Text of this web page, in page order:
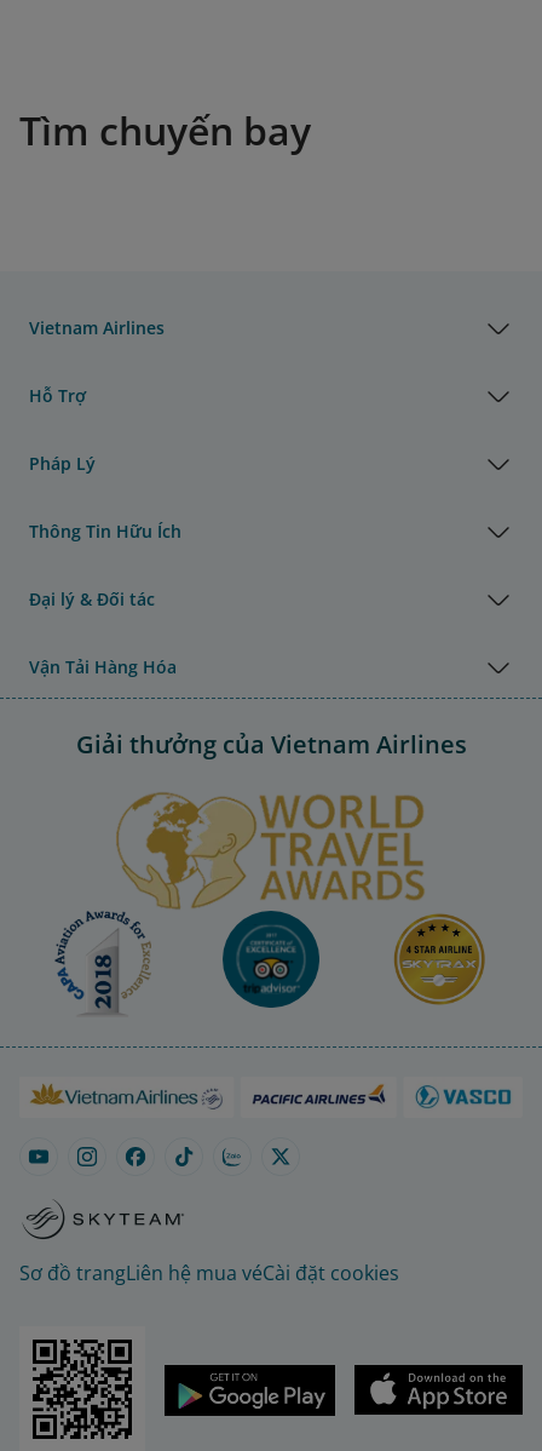
Tìm chuyến bay
Vietnam Airlines
Hỗ Trợ
Pháp Lý
Thông Tin Hữu Ích
Đại lý & Đối tác
Vận Tải Hàng Hóa
Giải thưởng của Vietnam Airlines
Sơ đồ trangLiên hệ mua véCài đặt cookies